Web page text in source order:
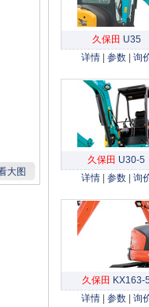
久保田 U35
详情| 参数| 询
久保田 U30-5
详情| 参数| 询
久保田 KX163-
详情| 参数| 询
大图